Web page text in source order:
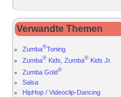
Verwandte Themen
Zumba®Toning
Zumba® Kids, Zumba® Kids Jr.
Zumba Gold®
Salsa
HipHop / Videoclip-Dancing